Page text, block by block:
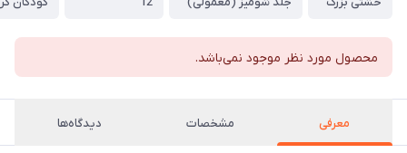
محصول مورد نظر موجود نمی‌باشد.
معرفی مشخصات دیدگاه‌ها